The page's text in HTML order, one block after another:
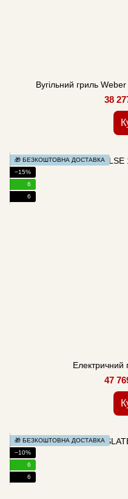
Вугільний гриль
38
🎁 БЕЗКОШТОВНА ДОСТАВКА
−15%
6
6
Електричний
47
🎁 БЕЗКОШТОВНА ДОСТАВКА
−10%
6
6